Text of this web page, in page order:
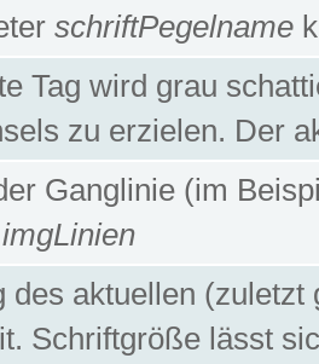
schriftPegelname
Tag wird grau
zu erzielen. Der
Ganglinie (im
imgLinien
des aktuellen
Schriftgröße lässt